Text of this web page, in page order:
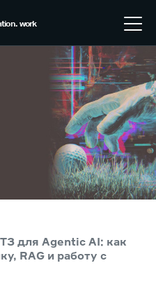
work
для Agentic AI: как
RAG и работу с